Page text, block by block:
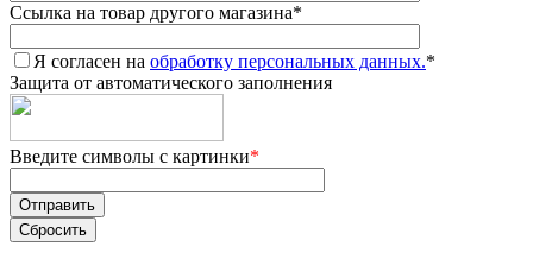
Ссылка на товар другого магазина*
Я согласен на обработку персональных данных.*
Защита от автоматического заполнения
Введите символы с картинки*